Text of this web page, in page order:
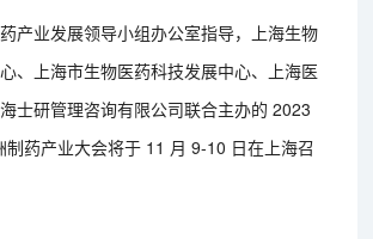
产业发展领导小组办公室指导，上海生物
、上海市生物医药科技发展中心、上海医
士研管理咨询有限公司联合主办的 2023
制药产业大会将于 11 月 9-10 日在上海召